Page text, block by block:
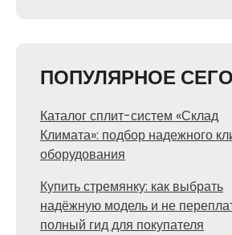
ПОПУЛЯРНОЕ
Каталог сплит-систем «Склад
Климата»: подбор надежного
оборудования
Купить стремянку: как выбрать
надёжную модель и не
полный гид для покупателя